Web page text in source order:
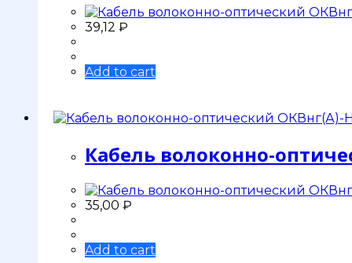
39,12 ₽
Add to cart
Кабель волоконно-
35,00 ₽
Add to cart